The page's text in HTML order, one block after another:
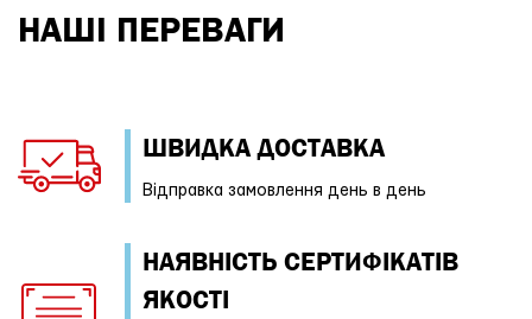
НАШІ ПЕРЕВАГИ
ШВИДКА ДОСТАВКА
Відправка замовлення день в день
НАЯВНІСТЬ СЕРТИФІКАТІВ
ЯКОСТІ